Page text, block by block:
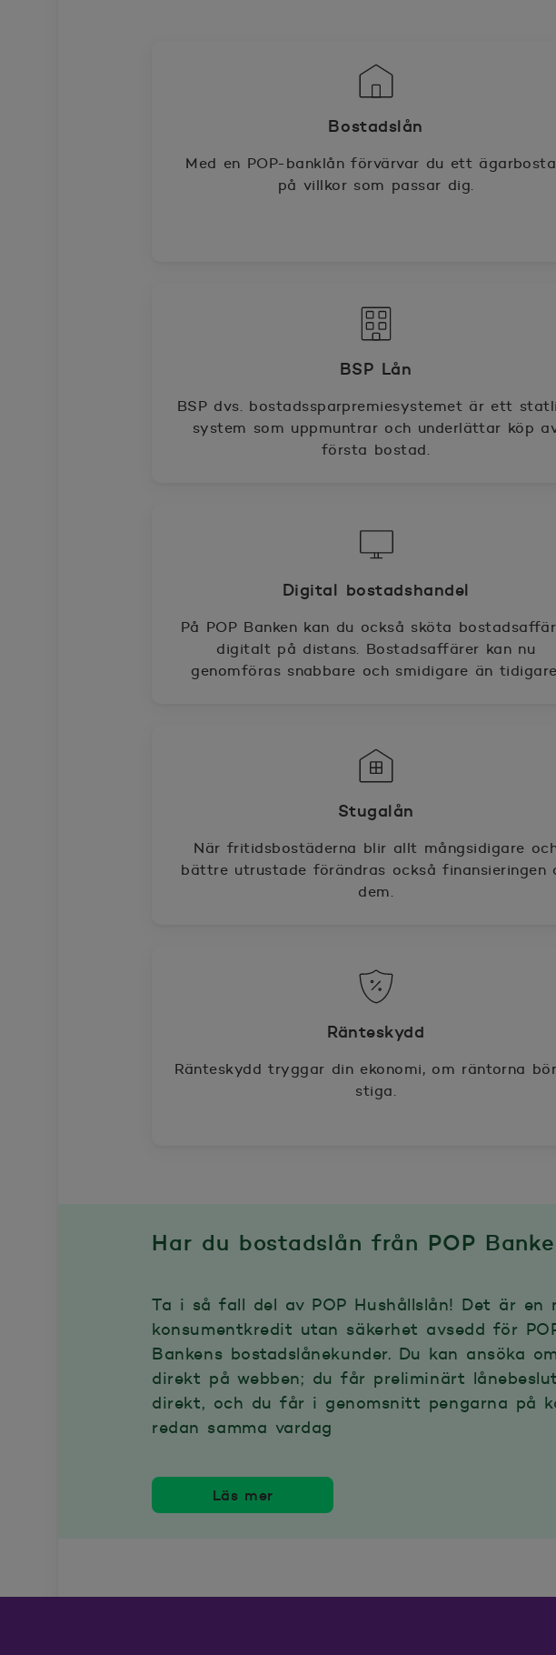
Bostadslån
Med en POP-banklån förvärvar du ett
på villkor som passar dig.
BSP Lån
BSP dvs. bostadssparpremiesystemet är ett
system som uppmuntrar och underlättar köp
första bostad.
Digital bostadshandel
På POP Banken kan du också sköta
digitalt på distans. Bostadsaffärer kan nu
genomföras snabbare och smidigare än
Stugalån
När fritidsbostäderna blir allt mångsidigare
bättre utrustade förändras också finansieringen
dem.
Ränteskydd
Ränteskydd tryggar din ekonomi, om räntorna
stiga.
Har du bostadslån från POP
Ta i så fall del av POP Hushållslån! Det är en
konsumentkredit utan säkerhet avsedd för
Bankens bostadslånekunder. Du kan ansöka
direkt på webben; du får preliminärt lånebeslut
direkt, och du får i genomsnitt pengarna på
redan samma vardag
Läs mer